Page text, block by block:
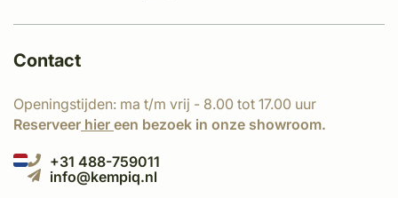
Contact
Openingstijden: ma t/m vrij - 8.00 tot 17.00 uur
Reserveer hier een bezoek in onze showroom.
+31 488-759011
info@kempiq.nl